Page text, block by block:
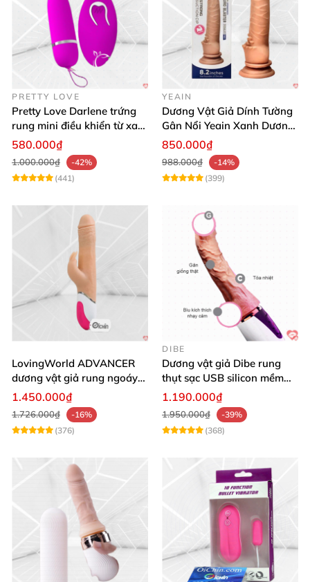
PRETTY LOVE
Pretty Love Darlene trứng
rung mini điều khiển từ xa
12 chế độ rung mạnh
580.000₫
1.000.000₫
-42%
(441)
YEAIN
Dương Vật Giả Dính Tường
Gân Nổi Yeain Xanh Dương
8.2 Siêu Thật
850.000₫
988.000₫
-14%
(399)
LovingWorld ADVANCER
dương vật giả rung ngoáy
thụt 7 chế độ
1.450.000₫
1.726.000₫
-16%
(376)
DIBE
Dương vật giả Dibe rung
thụt sạc USB silicon mềm
mại thật
1.190.000₫
1.950.000₫
-39%
(368)